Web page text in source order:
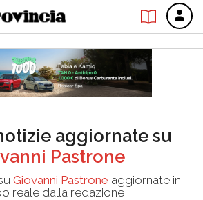
aggiornate su
Pastrone
Giovanni Pastrone aggiornate in
reale dalla redazione